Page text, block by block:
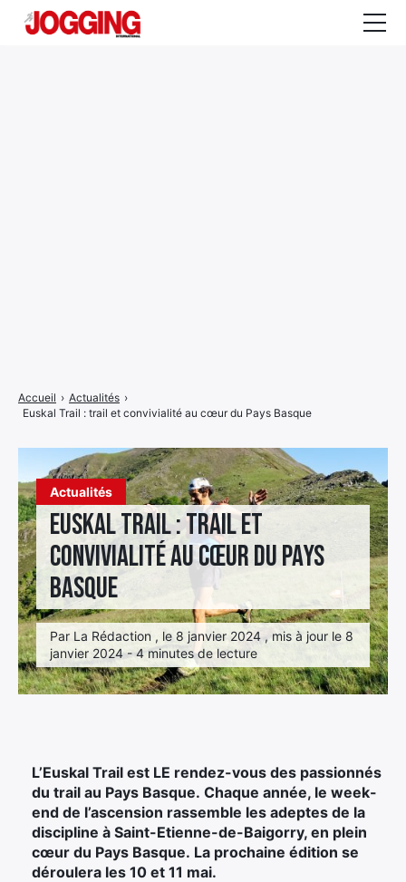
Actualités
Euskal Trail : trail et
convivialité au cœur du Pays
Basque
Par La Rédaction , le 8 janvier 2024 , mis à jour le 8
janvier 2024 - 4 minutes de lecture
Accueil › Actualités ›
Euskal Trail : trail et convivialité au cœur du Pays Basque
L’Euskal Trail est LE rendez-vous des passionnés
du trail au Pays Basque. Chaque année, le week-
end de l’ascension rassemble les adeptes de la
discipline à Saint-Etienne-de-Baigorry, en plein
cœur du Pays Basque. La prochaine édition se
déroulera les 10 et 11 mai.
de
menu
Élément
de
menu
Élément
de
menu